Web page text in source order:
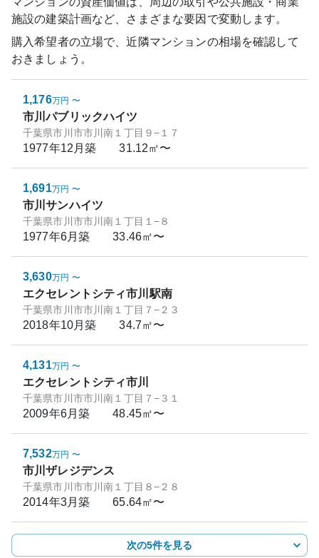
施設の建築計画など、さまざまな要因で変動します。
購入希望者の立場で、近隣マンションの相場を確認して
おきましょう。
1,176万円 〜
市川パブリックハイツ
千葉県市川市市川南１丁目９−１７
1977年12月築 31.12㎡〜
1,691万円 〜
市川サンハイツ
千葉県市川市市川南１丁目１−８
1977年6月築 33.46㎡〜
3,630万円 〜
エクセレントシティ市川駅南
千葉県市川市市川南１丁目７−２３
2018年10月築 34.7㎡〜
4,131万円 〜
エクセレントシティ市川
千葉県市川市市川南１丁目７−３１
2009年6月築 48.45㎡〜
7,532万円 〜
市川ザレジデンス
千葉県市川市市川南１丁目８−２８
2014年3月築 65.64㎡〜
次の5件を見る